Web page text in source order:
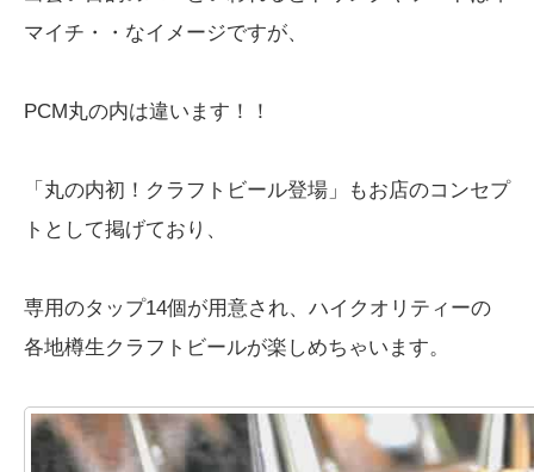
マイチ・・なイメージですが、
PCM丸の内は違います！！
「丸の内初！クラフトビール登場」もお店のコンセプ
トとして掲げており、
専用のタップ14個が用意され、ハイクオリティーの
各地樽生クラフトビールが楽しめちゃいます。